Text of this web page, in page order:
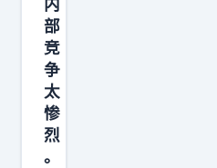
x
，
可
能
才
是
苹
内
部
竞
争
太
惨
烈
。